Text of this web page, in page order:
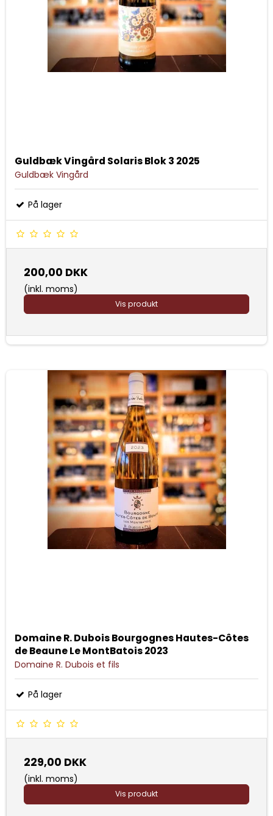
Guldbæk Vingård Solaris Blok 3 2025
Guldbæk Vingård
På lager
200,00 DKK
(inkl. moms)
Vis produkt
Domaine R. Dubois Bourgognes Hautes-Côtes
de Beaune Le MontBatois 2023
Domaine R. Dubois et fils
På lager
229,00 DKK
(inkl. moms)
Vis produkt